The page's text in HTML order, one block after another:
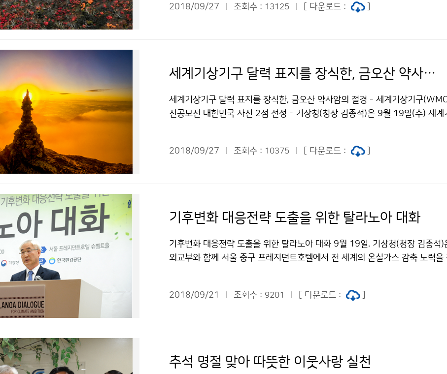
2018/09/27
조회수 : 13125 [ 다운로드 :
세계기상기구 달력 표지를 장식한, 금오산 약사암의 절경
세계기상기구 달력 표지를 장식한, 금오산 약사암의 절경 - 세계기상기구
진공모전 대한민국 사진 2점 선정 - 기상청(청장 김종석)은 9월 19일(수) 세계
2018/09/27
조회수 : 10375 [ 다운로드 :
기후변화 대응전략 도출을 위한 탈라노아 대화
기후변화 대응전략 도출을 위한 탈라노아 대화 9월 19일. 기상청(청장 김종석)
외교부와 함께 서울 중구 프레지던트호텔에서 전 세계의 온실가스 감축 노력을
‘투명한’을 의미하는 피지어
2018/09/21 조회수 : 9201 [ 다운로드 :
추석 명절 맞아 따뜻한 이웃사랑 실천